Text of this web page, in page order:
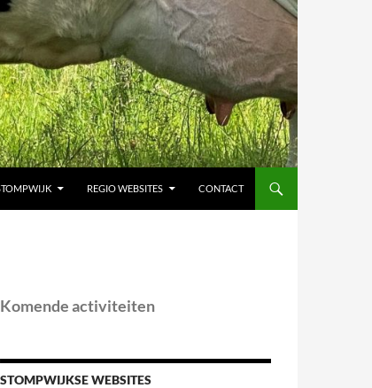
REGIO WEBSITES CONTACT
Komende activiteiten
STOMPWIJKSE WEBSITES